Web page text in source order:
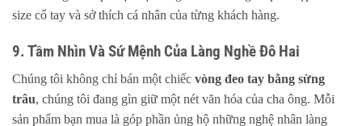
size cổ tay và sở thích cá nhân của từng khách hàng.
9. Tầm Nhìn Và Sứ Mệnh Của Làng Nghề Đô Hai
Chúng tôi không chỉ bán một chiếc vòng đeo tay bằng sừng
trâu, chúng tôi đang gìn giữ một nét văn hóa của cha ông. Mỗi
sản phẩm bạn mua là góp phần ủng hộ những nghệ nhân làng